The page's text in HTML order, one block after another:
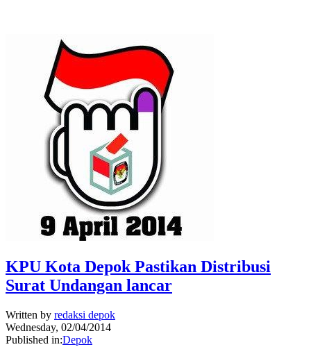
KPU Kota Depok Pastikan Distribusi
Surat Undangan lancar
Written by redaksi depok
Wednesday, 02/04/2014
Published in:Depok